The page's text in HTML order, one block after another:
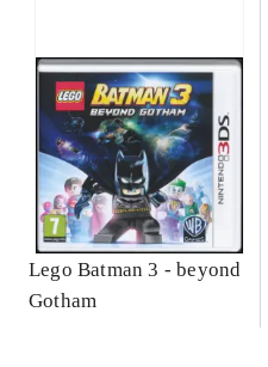
Lego Batman 3 - beyond
Gotham